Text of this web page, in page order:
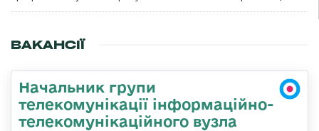
ВАКАНСІЇ
Начальник групи
телекомунікації інформаційно-
телекомунікаційного вузла